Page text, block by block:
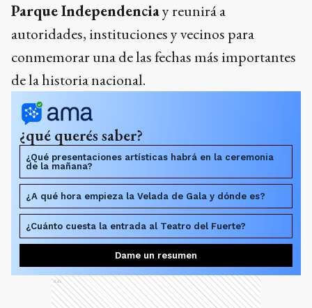
Parque Independenciay reunirá a
autoridades, instituciones y vecinos para
conmemorar una de las fechas más importantes
de la historia nacional.
¿qué querés saber?
¿Qué presentaciones artísticas habrá en la ceremonia
de la mañana?
¿A qué hora empieza la Velada de Gala y dónde es?
¿Cuánto cuesta la entrada al Teatro del Fuerte?
Dame un resumen
Ads